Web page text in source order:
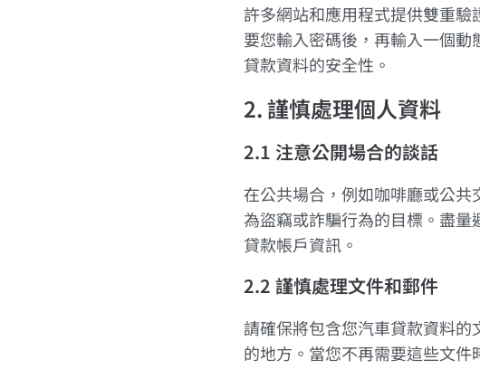
許多網站和應用程式提供雙重
要您輸入密碼後，再輸入一個
貸款資料的安全性。
2. 謹慎處理個人資料
2.1 注意公開場合的談話
在公共場合，例如咖啡廳或公
為盜竊或詐騙行為的目標。盡
貸款帳戶資訊。
2.2 謹慎處理文件和郵件
請確保將包含您汽車貸款資料
的地方。當您不再需要這些文件